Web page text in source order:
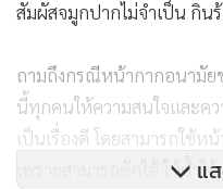
สัมผัสจมูกปากไม่จำเป็น กิ
ถามถึงกรณีหน้ากากอนามั
นี้ทุกคนให้ความสนใจและค
เป็นเรื่องดี โดยสามารถใช้
เพราะสามารถซักได้ ใช้ซ้ำ
แ